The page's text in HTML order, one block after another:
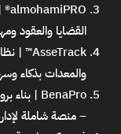
almohamiPRO® | نظام إدارة الشؤون القانونية
القضايا والعقود
AsseTrack™ | نظام حصر وإدارة الأصول الثابتة
والمعدات بذكاء
BenaPro | بناء برو – نظام مجاني لإدارة شركات المقاولات والمشاريع
– منصة شاملة